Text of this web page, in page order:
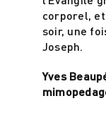
corporel,
soir, une
Joseph.
Yves